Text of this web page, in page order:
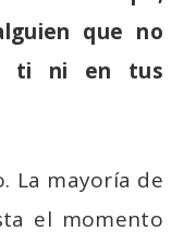
que no
ti ni en tus
La mayoría de
el momento